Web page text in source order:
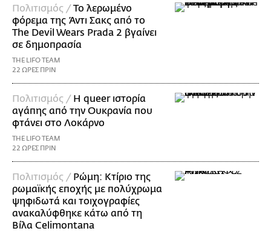
Πολιτισμός /Το λερωμένο
φόρεμα της Άντι Σακς από το
The Devil Wears Prada 2 βγαίνει
σε δημοπρασία
THE LIFO TEAM
22 ΩΡΕΣ ΠΡΙΝ
Πολιτισμός / Η queer ιστορία
αγάπης από την Ουκρανία που
φτάνει στο Λοκάρνο
THE LIFO TEAM
22 ΩΡΕΣ ΠΡΙΝ
Πολιτισμός / Ρώμη: Κτίριο της
ρωμαϊκής εποχής με πολύχρωμα
ψηφιδωτά και τοιχογραφίες
ανακαλύφθηκε κάτω από τη
Βίλα Celimontana